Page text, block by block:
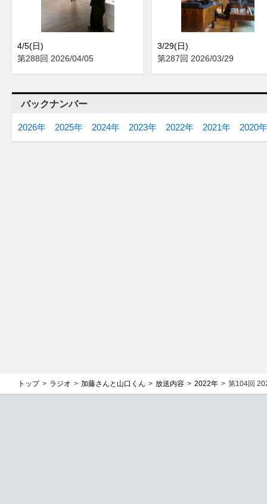
4/5(日)
第288回 2026/04/05
3/29(日)
第287回 2026/03/29
バックナンバー
2026年 2025年 2024年 2023年 2022年 2021年 2020年
トップ ラジオ 加藤さんと山口くん 放送内容 2022年 第104回